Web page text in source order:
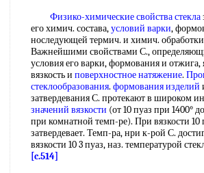
Физико-химические свойства стекла
его химич. состава,условий варки,
носледующей термич. и химич.
Важнейшими свойствами С.,
условия его варки, формования и отжига,
вязкость и поверхностное натяжение.
стеклообразования. формования изделий
затвердевания С. протекают в широком
значений вязкости (от 10 пуаз при 1400°
при комнатной темп-ре). При вязкости 10
затвердевает. Темп-ра, нри к-рой С.
вязкости 10 3 пуаз, наз. температурой
[c.514]